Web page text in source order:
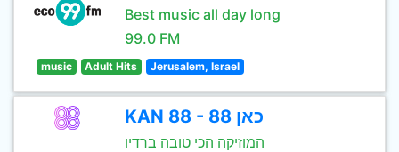
Best music all day long
99.0 FM
music Adult Hits Jerusalem, Israel
KAN 88 - כאן 88
המוזיקה הכי טובה ברדיו